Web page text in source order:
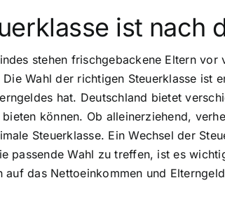
ist nach
stehen frischgebackene Eltern
Wahl der richtigen Steuerklasse
hat. Deutschland bietet
können. Ob alleinerziehend,
Steuerklasse. Ein Wechsel der
passende Wahl zu treffen, ist es
auf das Nettoeinkommen und